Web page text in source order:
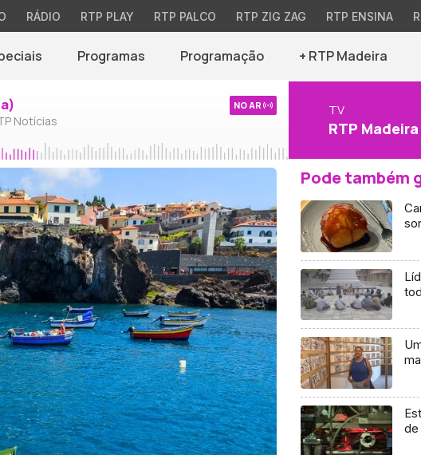
RÁDIO RTP PLAY RTP PALCO RTP ZIG ZAG RTP ENSINA
Programas Programação + RTP Madeira
Notícias
NO AR TV
RTP Madeira
Pode também
de